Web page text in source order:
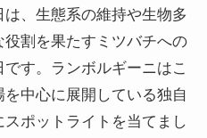
、生態系の維持や生物多
割を果たすミツバチへの
す。ランボルギーニはこ
中心に展開している独自
ポットライトを当てまし